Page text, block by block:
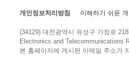
개인정보처리방침 이해하기 쉬운
(34129) 대전광역시 유성구 가정로
Electronics and Telecommunications
본 홈페이지에 게시된 이메일 주소가